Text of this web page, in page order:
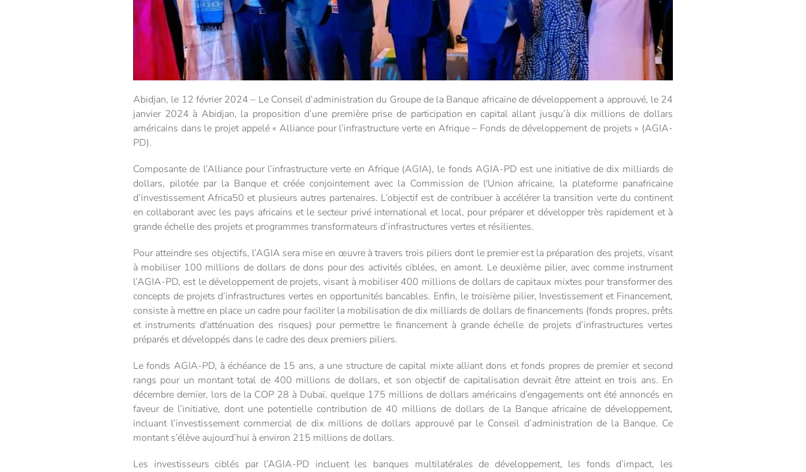
Abidjan, le 12 février 2024 – Le Conseil d’administration du Groupe de la Banque africaine de développement a approuvé, le 24
janvier 2024 à Abidjan, la proposition d’une première prise de participation en capital allant jusqu’à dix millions de dollars
américains dans le projet appelé « Alliance pour l’infrastructure verte en Afrique – Fonds de développement de projets » (AGIA-
PD).
Composante de l’Alliance pour l’infrastructure verte en Afrique (AGIA), le fonds AGIA-PD est une initiative de dix milliards de
dollars, pilotée par la Banque et créée conjointement avec la Commission de l'Union africaine, la plateforme panafricaine
d’investissement Africa50 et plusieurs autres partenaires. L’objectif est de contribuer à accélérer la transition verte du continent
en collaborant avec les pays africains et le secteur privé international et local, pour préparer et développer très rapidement et à
grande échelle des projets et programmes transformateurs d’infrastructures vertes et résilientes.
Pour atteindre ses objectifs, l’AGIA sera mise en œuvre à travers trois piliers dont le premier est la préparation des projets, visant
à mobiliser 100 millions de dollars de dons pour des activités ciblées, en amont. Le deuxième pilier, avec comme instrument
l’AGIA-PD, est le développement de projets, visant à mobiliser 400 millions de dollars de capitaux mixtes pour transformer des
concepts de projets d’infrastructures vertes en opportunités bancables. Enfin, le troisième pilier, Investissement et Financement,
consiste à mettre en place un cadre pour faciliter la mobilisation de dix milliards de dollars de financements (fonds propres, prêts
et instruments d'atténuation des risques) pour permettre le financement à grande échelle de projets d’infrastructures vertes
préparés et développés dans le cadre des deux premiers piliers.
Le fonds AGIA-PD, à échéance de 15 ans, a une structure de capital mixte alliant dons et fonds propres de premier et second
rangs pour un montant total de 400 millions de dollars, et son objectif de capitalisation devrait être atteint en trois ans. En
décembre dernier, lors de la COP 28 à Dubaï, quelque 175 millions de dollars américains d’engagements ont été annoncés en
faveur de l’initiative, dont une potentielle contribution de 40 millions de dollars de la Banque africaine de développement,
incluant l’investissement commercial de dix millions de dollars approuvé par le Conseil d’administration de la Banque. Ce
montant s’élève aujourd’hui à environ 215 millions de dollars.
Les investisseurs ciblés par l’AGIA-PD incluent les banques multilatérales de développement, les fonds d’impact, les